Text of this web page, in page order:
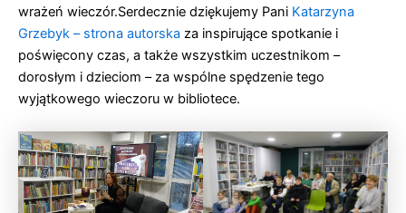
wrażeń wieczór.Serdecznie dziękujemy Pani Katarzyna
Grzebyk – strona autorska za inspirujące spotkanie i
poświęcony czas, a także wszystkim uczestnikom –
dorosłym i dzieciom – za wspólne spędzenie tego
wyjątkowego wieczoru w bibliotece.